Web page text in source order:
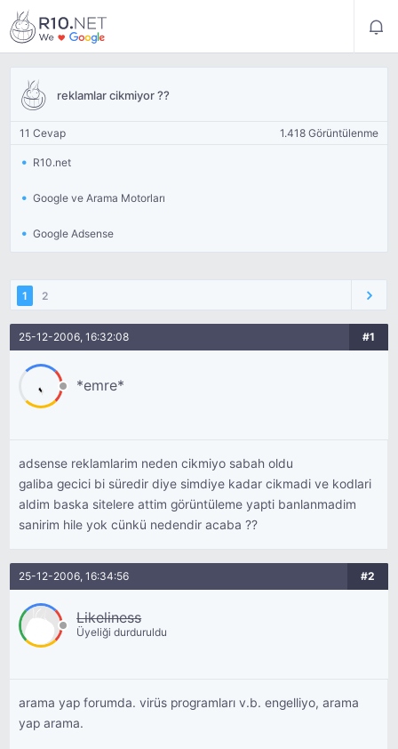
reklamlar cikmiyor ??
11 Cevap 1.418 Görüntülenme
R10.net
Google ve Arama Motorları
Google Adsense
1 2
25-12-2006, 16:32:08 #1
*emre*
adsense reklamlarim neden cikmiyo sabah oldu
galiba gecici bi süredir diye simdiye kadar cikmadi ve kodlari
aldim baska sitelere attim görüntüleme yapti banlanmadim
sanirim hile yok cünkü nedendir acaba ??
25-12-2006, 16:34:56 #2
Likeliness
Üyeliği durduruldu
arama yap forumda. virüs programları v.b. engelliyo, arama
yap arama.